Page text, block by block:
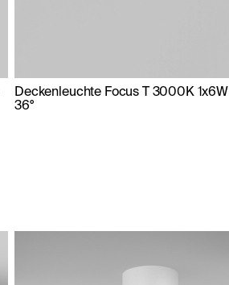
Deckenleuchte Focus T 3000K 1x6W
36°